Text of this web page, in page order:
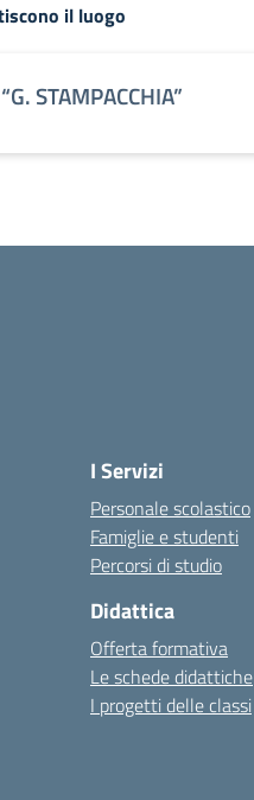
il luogo
STAMPACCHIA”
I Servizi
Personale scolastico
Famiglie e studenti
Percorsi di studio
Didattica
Offerta formativa
Le schede didattiche
I progetti delle classi